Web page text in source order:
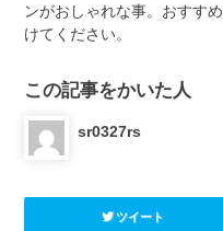
ンがおしゃれな事。おすす
けてください。
この記事をかいた人
sr0327rs
ツイート